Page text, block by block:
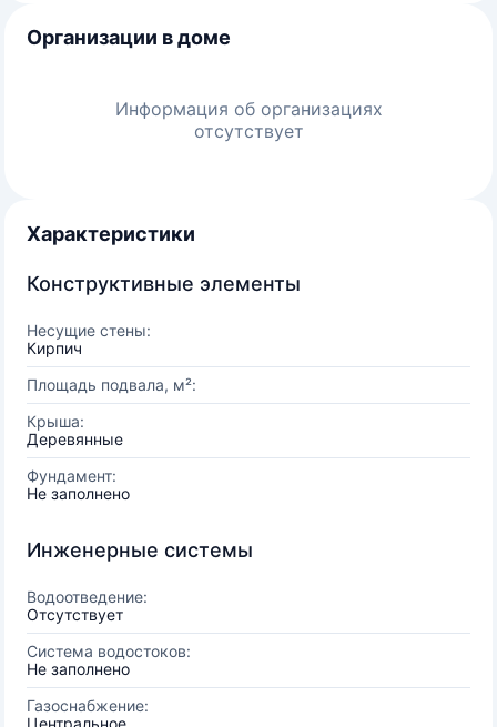
Организации в доме
Информация об организациях
отсутствует
Характеристики
Конструктивные элементы
Несущие стены:
Кирпич
Площадь подвала, м²:
Крыша:
Деревянные
Фундамент:
Не заполнено
Инженерные системы
Водоотведение:
Отсутствует
Система водостоков:
Не заполнено
Газоснабжение:
Центральное